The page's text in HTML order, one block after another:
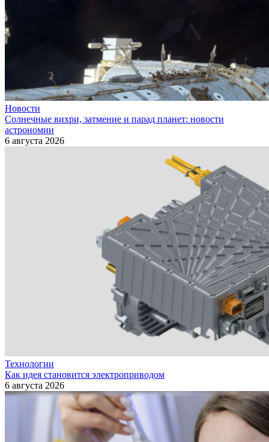
Новости
Солнечные вихри, затмение и парад планет: новости
астрономии
6 августа 2026
Технологии
Как идея становится электроприводом
6 августа 2026